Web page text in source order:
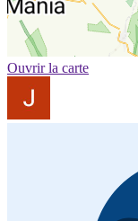
Ouvrir la carte